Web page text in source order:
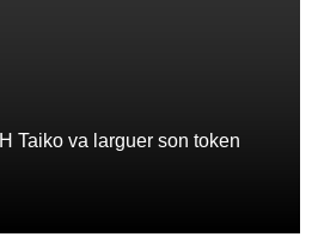
Taiko va larguer son token